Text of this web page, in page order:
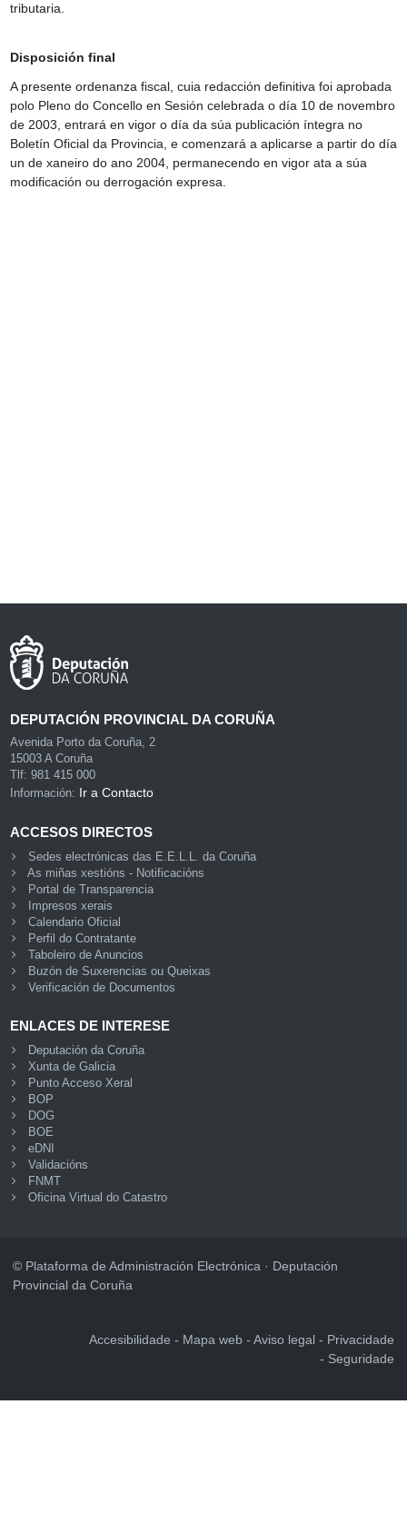
tributaria.
Disposición final
A presente ordenanza fiscal, cuia redacción definitiva foi aprobada
polo Pleno do Concello en Sesión celebrada o día 10 de novembro
de 2003, entrará en vigor o día da súa publicación íntegra no
Boletín Oficial da Provincia, e comenzará a aplicarse a partir do día
un de xaneiro do ano 2004, permanecendo en vigor ata a súa
modificación ou derrogación expresa.
DEPUTACIÓN PROVINCIAL DA CORUÑA
Avenida Porto da Coruña, 2
15003 A Coruña
Tlf: 981 415 000
Información: Ir a Contacto
ACCESOS DIRECTOS
Sedes electrónicas das E.E.L.L. da Coruña
As miñas xestións - Notificacións
Portal de Transparencia
Impresos xerais
Calendario Oficial
Perfil do Contratante
Taboleiro de Anuncios
Buzón de Suxerencias ou Queixas
Verificación de Documentos
ENLACES DE INTERESE
Deputación da Coruña
Xunta de Galicia
Punto Acceso Xeral
BOP
DOG
BOE
eDNI
Validacións
FNMT
Oficina Virtual do Catastro
© Plataforma de Administración Electrónica · Deputación
Provincial da Coruña
Accesibilidade Mapa web Aviso legal
Privacidade
Seguridade